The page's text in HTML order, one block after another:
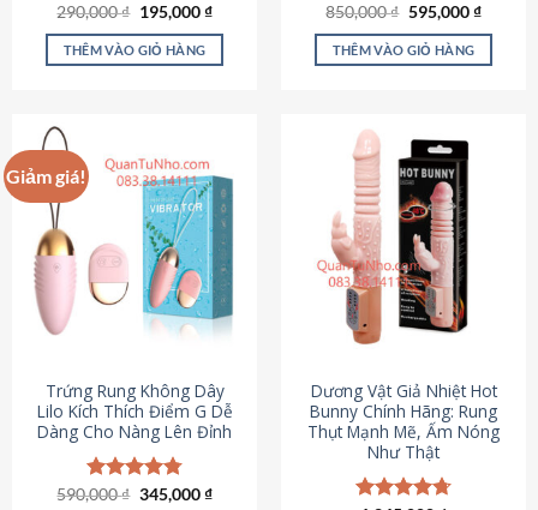
Được xếp
hạng4.64
5 sao
290,000₫ Giá
là:
290,000 ₫.
195,000₫Giá
tại
THÊM VÀO GIỎ HÀNG
Được xếp
hạng4.69
5 sao
850,000₫ Giá
là:
850,000 ₫.
595,000₫Giá
tại
THÊM VÀO GIỎ HÀNG
Giảm giá!
Trứng Rung Không Dây
Lilo Kích Thích Điểm G Dễ
Dàng Cho Nàng Lên Đỉnh
Được xếp
590,000₫ Giá
345,000₫Giá
Dương Vật Giả Nhiệt Hot
Bunny Chính Hãng: Rung
Thụt Mạnh Mẽ, Ấm Nóng
Như Thật